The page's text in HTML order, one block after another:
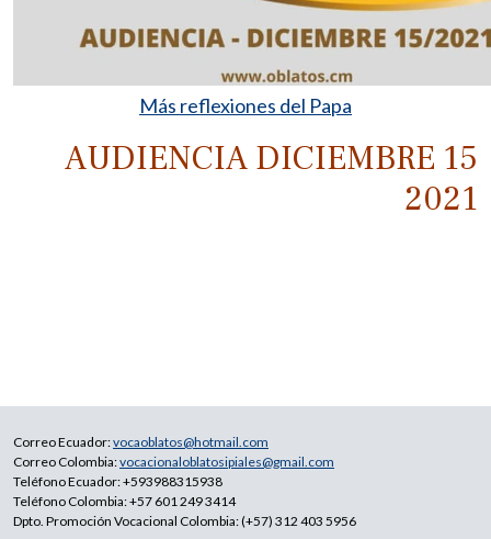
Más reflexiones del Papa
AUDIENCIA DICIEMBRE 15
2021
Correo Ecuador:vocaoblatos@hotmail.com
Correo Colombia:vocacionaloblatosipiales@gmail.com
Teléfono Ecuador: +593988315938
Teléfono Colombia: +57 601 249 3414
Dpto. Promoción Vocacional Colombia: (+57) 312 403 5956